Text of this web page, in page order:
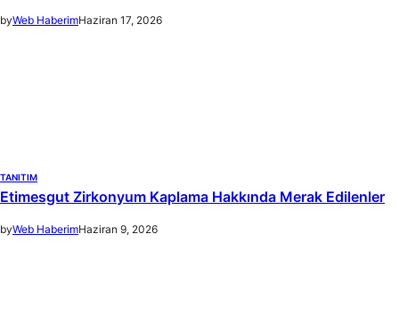
byWeb HaberimHaziran 17, 2026
TANITIM
Etimesgut Zirkonyum Kaplama Hakkında Merak Edilenler
byWeb HaberimHaziran 9, 2026